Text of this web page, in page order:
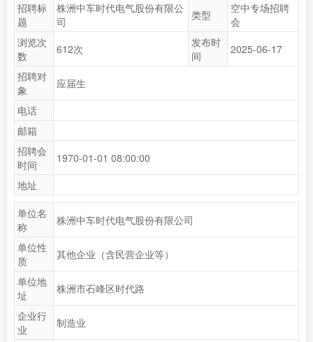
招聘标
题
株洲中车时代电气股份有限公
司
类型
空中专场招聘
会
浏览次
数
612次
发布时
间
2025-06-17
招聘对
象
应届生
电话
邮箱
招聘会
时间
1970-01-01 08:00:00
地址
单位名
称
株洲中车时代电气股份有限公司
单位性
质
其他企业（含民营企业等）
单位地
址
株洲市石峰区时代路
企业行
业
制造业